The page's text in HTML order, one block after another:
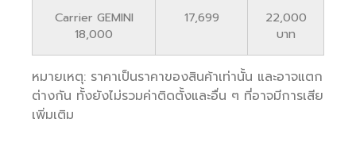
Carrier GEMINI
18,000
17,699
22,000
บาท
หมายเหตุ: ราคาเป็นราคาของสินค้าเท่านั้น และอาจแตก
ต่างกัน ทั้งยังไม่รวมค่าติดตั้งและอื่น ๆ ที่อาจมีการเสีย
เพิ่มเติม